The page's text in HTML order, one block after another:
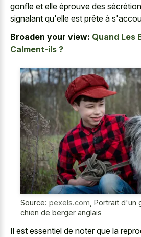
gonfle et elle éprouve des
signalant qu'elle est prête à
Broaden your view: Quand Les
Calment-ils ?
Source: pexels.com Portrait d'un
chien de berger anglais
Il est essentiel de noter que la